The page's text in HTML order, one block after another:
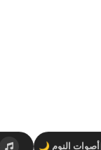
أصوات النوم 🌙